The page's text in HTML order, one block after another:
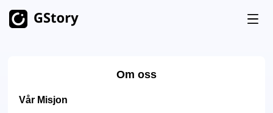
AI Bildegenerator
Priser
Om oss
Vår Misjon